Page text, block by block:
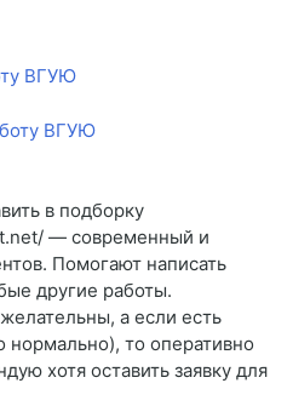
ВГУЮ
в подборку
— современный и
Помогают написать
другие работы.
а если есть
нормально), то оперативно
хотя оставить заявку для